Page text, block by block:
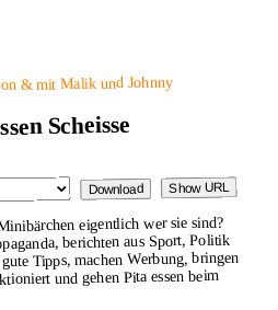
& mit Malik und Johnny
Scheisse
Download Show URL
eigentlich wer sie sind?
berichten aus Sport, Politik
Tipps, machen Werbung, bringen
und gehen Pita essen beim